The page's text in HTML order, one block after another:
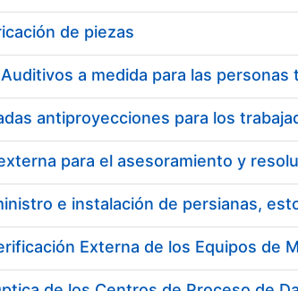
de piezas
e instalación de persianas,